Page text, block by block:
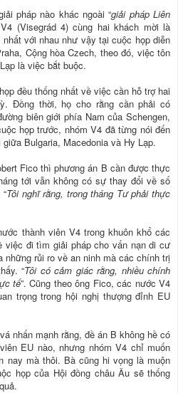
pháp nào khác ngoài “giải pháp Liên
(Visegrád 4) cùng hai khách mời là
với nhau như vậy tại cuộc họp diễn
Cộng hòa Czech, theo đó, việc tôn
là việc bắt buộc.
đều thống nhất về việc cần hỗ trợ hai
Đồng thời, họ cho rằng cần phải có
biên giới phía Nam của Schengen,
họp trước, nhóm V4 đã từng nói đến
Bulgaria, Macedonia và Hy Lạp.
Fico thì phương án B cần được thực
tới vẫn không có sự thay đổi về số
Tôi nghĩ rằng, trong tháng Tư phải thực
thành viên V4 trong khuôn khổ các
việc đi tìm giải pháp cho vấn nạn di cư
những rủi ro về an ninh mà các chính trị
“Tôi có cảm giác rằng, nhiều chính
tế”. Cũng theo ông Fico, các nước V4
trọng trong hội nghị thượng đỉnh EU
nhấn mạnh rằng, đề án B không hề có
EU nào, nhưng nhóm V4 chỉ muốn
mà thôi. Bà cũng hi vọng là muộn
họp của Hội đồng châu Âu sẽ thống